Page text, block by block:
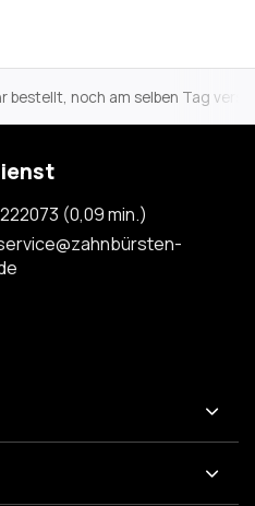
bestellt, noch am selben Tag
(0,09 min.)